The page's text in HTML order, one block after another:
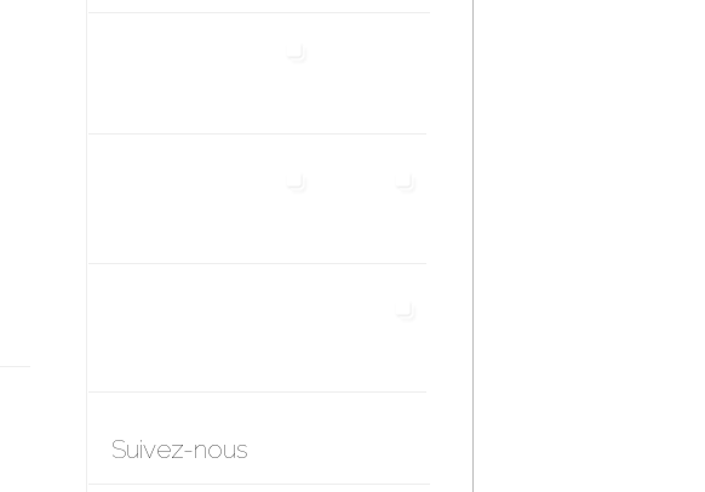
Suivez-nous